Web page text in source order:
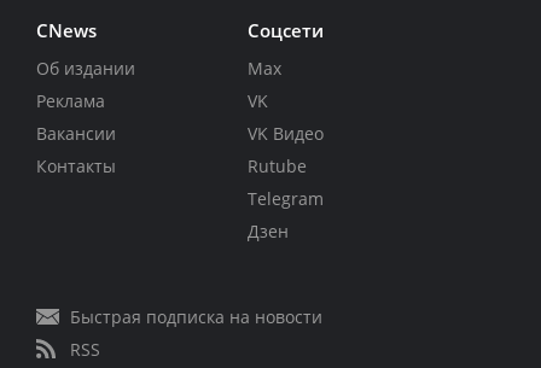
CNews
Об издании
Реклама
Вакансии
Контакты
Соцсети
Max
VK
VK Видео
Rutube
Telegram
Дзен
Быстрая подписка на новости
RSS